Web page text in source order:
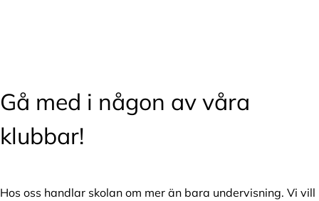
Gå med i någon av våra
klubbar!
Hos oss handlar skolan om mer än bara undervisning. Vi vill